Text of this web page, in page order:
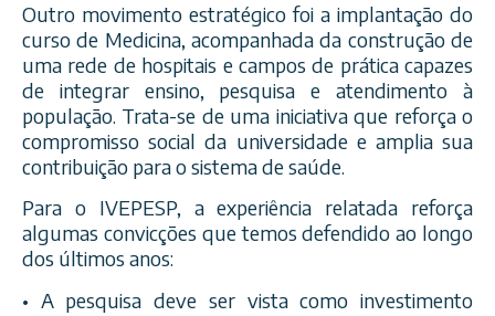
Outro movimento estratégico foi a implantação do
curso de Medicina, acompanhada da construção de
uma rede de hospitais e campos de prática capazes
de integrar ensino, pesquisa e atendimento à
população. Trata-se de uma iniciativa que reforça o
compromisso social da universidade e amplia sua
contribuição para o sistema de saúde.
Para o IVEPESP, a experiência relatada reforça
algumas convicções que temos defendido ao longo
dos últimos anos:
• A pesquisa deve ser vista como investimento